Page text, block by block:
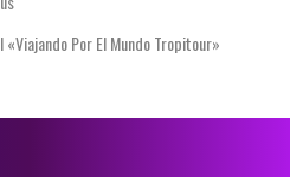
Por El Mundo Tropitour»